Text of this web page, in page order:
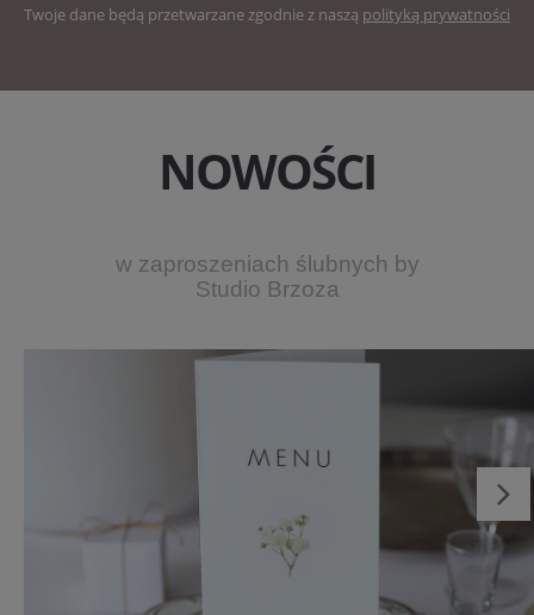
Twoje dane będą przetwarzane zgodnie z naszą polityką prywatności
NOWOŚCI
w zaproszeniach ślubnych by
Studio Brzoza